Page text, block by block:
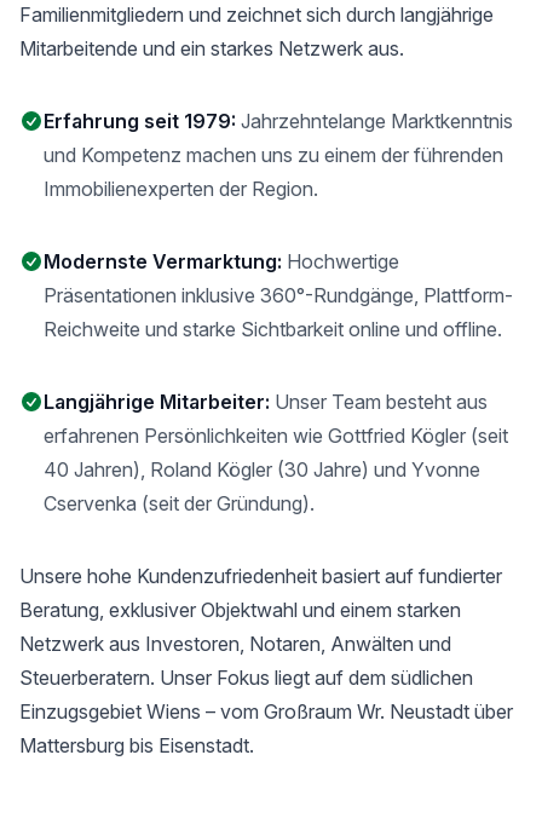
Familienmitgliedern und zeichnet sich durch langjährige
Mitarbeitende und ein starkes Netzwerk aus.
Erfahrung seit 1979: Jahrzehntelange Marktkenntnis
und Kompetenz machen uns zu einem der führenden
Immobilienexperten der Region.
Modernste Vermarktung: Hochwertige
Präsentationen inklusive 360°-Rundgänge, Plattform-
Reichweite und starke Sichtbarkeit online und offline.
Langjährige Mitarbeiter: Unser Team besteht aus
erfahrenen Persönlichkeiten wie Gottfried Kögler (seit
40 Jahren), Roland Kögler (30 Jahre) und Yvonne
Cservenka (seit der Gründung).
Unsere hohe Kundenzufriedenheit basiert auf fundierter
Beratung, exklusiver Objektwahl und einem starken
Netzwerk aus Investoren, Notaren, Anwälten und
Steuerberatern. Unser Fokus liegt auf dem südlichen
Einzugsgebiet Wiens – vom Großraum Wr. Neustadt über
Mattersburg bis Eisenstadt.